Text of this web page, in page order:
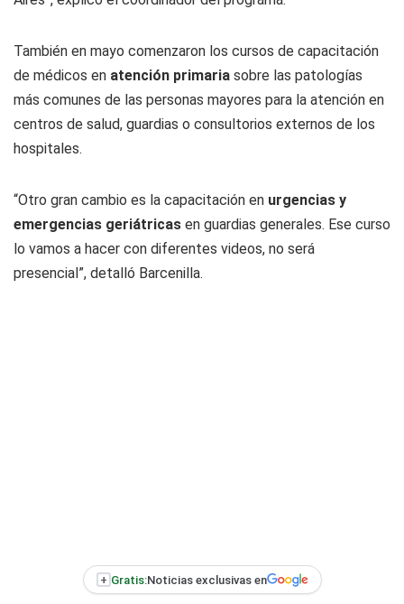
También en mayo comenzaron los cursos de capacitación
de médicos en atención primaria sobre las patologías
más comunes de las personas mayores para la atención en
centros de salud, guardias o consultorios externos de los
hospitales.
“Otro gran cambio es la capacitación en urgencias y
emergencias geriátricas en guardias generales. Ese curso
lo vamos a hacer con diferentes videos, no será
presencial”, detalló Barcenilla.
+ Gratis:Noticias exclusivas en